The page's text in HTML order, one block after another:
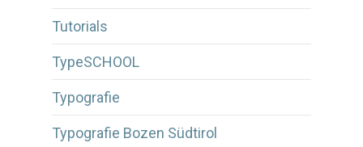
Tutorials
TypeSCHOOL
Typografie
Typografie Bozen Südtirol